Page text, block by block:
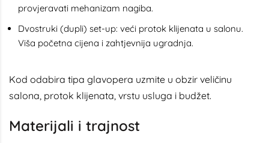
provjeravati mehanizam nagiba.
Dvostruki (dupli) set-up: veći protok klijenata u salonu.
Viša početna cijena i zahtjevnija ugradnja.
Kod odabira tipa glavopera uzmite u obzir veličinu
salona, protok klijenata, vrstu usluga i budžet.
Materijali i trajnost